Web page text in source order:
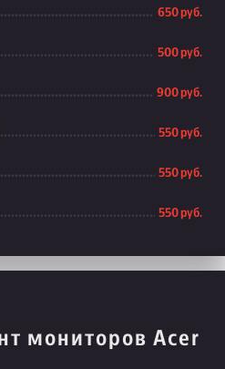
650 руб.
500 руб.
900 руб.
550 руб.
550 руб.
550 руб.
мониторов Acer